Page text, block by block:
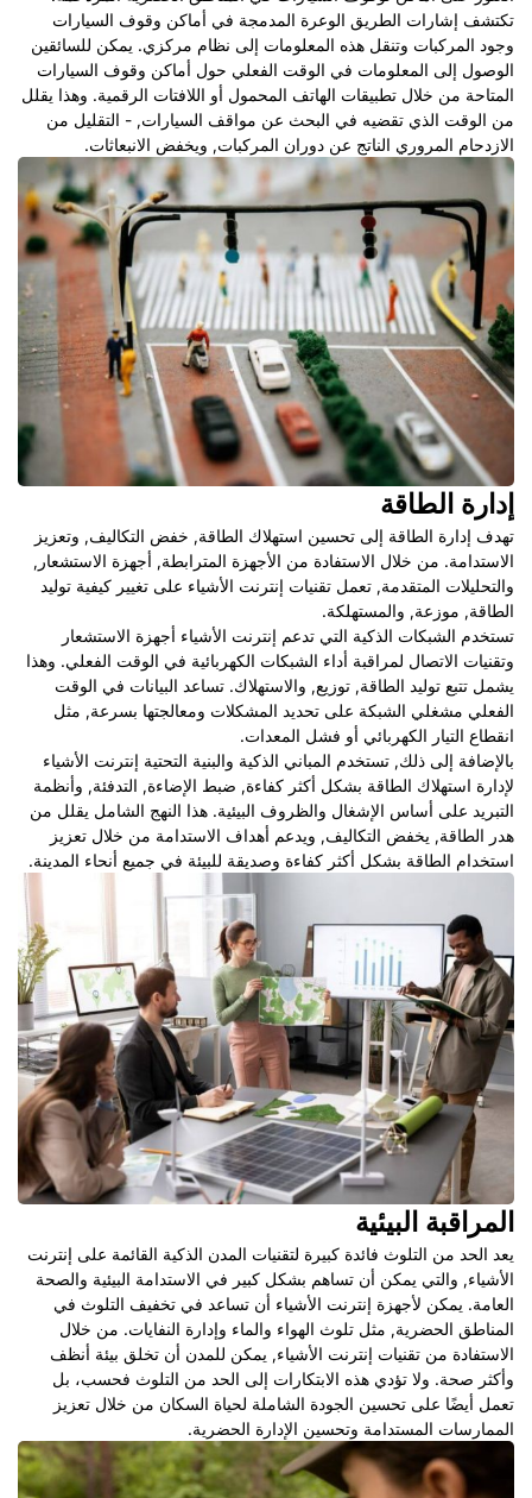
تكتشف إشارات الطريق الوعرة المدمجة في أماكن وقوف السيارات
وجود المركبات وتنقل هذه المعلومات إلى نظام مركزي. يمكن للسائقين
الوصول إلى المعلومات في الوقت الفعلي حول أماكن وقوف السيارات
المتاحة من خلال تطبيقات الهاتف المحمول أو اللافتات الرقمية. وهذا يقلل
من الوقت الذي تقضيه في البحث عن مواقف السيارات, - التقليل من
الازدحام المروري الناتج عن دوران المركبات, ويخفض الانبعاثات.
إدارة الطاقة
تهدف إدارة الطاقة إلى تحسين استهلاك الطاقة, خفض التكاليف, وتعزيز
الاستدامة. من خلال الاستفادة من الأجهزة المترابطة, أجهزة الاستشعار,
والتحليلات المتقدمة, تعمل تقنيات إنترنت الأشياء على تغيير كيفية توليد
الطاقة, موزعة, والمستهلكة.
تستخدم الشبكات الذكية التي تدعم إنترنت الأشياء أجهزة الاستشعار
وتقنيات الاتصال لمراقبة أداء الشبكات الكهربائية في الوقت الفعلي. وهذا
يشمل تتبع توليد الطاقة, توزيع, والاستهلاك. تساعد البيانات في الوقت
الفعلي مشغلي الشبكة على تحديد المشكلات ومعالجتها بسرعة, مثل
انقطاع التيار الكهربائي أو فشل المعدات.
بالإضافة إلى ذلك, تستخدم المباني الذكية والبنية التحتية إنترنت الأشياء
لإدارة استهلاك الطاقة بشكل أكثر كفاءة, ضبط الإضاءة, التدفئة, وأنظمة
التبريد على أساس الإشغال والظروف البيئية. هذا النهج الشامل يقلل من
هدر الطاقة, يخفض التكاليف, ويدعم أهداف الاستدامة من خلال تعزيز
استخدام الطاقة بشكل أكثر كفاءة وصديقة للبيئة في جميع أنحاء المدينة.
المراقبة البيئية
يعد الحد من التلوث فائدة كبيرة لتقنيات المدن الذكية القائمة على إنترنت
الأشياء, والتي يمكن أن تساهم بشكل كبير في الاستدامة البيئية والصحة
العامة. يمكن لأجهزة إنترنت الأشياء أن تساعد في تخفيف التلوث في
المناطق الحضرية, مثل تلوث الهواء والماء وإدارة النفايات. من خلال
الاستفادة من تقنيات إنترنت الأشياء, يمكن للمدن أن تخلق بيئة أنظف
وأكثر صحة. ولا تؤدي هذه الابتكارات إلى الحد من التلوث فحسب، بل
تعمل أيضًا على تحسين الجودة الشاملة لحياة السكان من خلال تعزيز
الممارسات المستدامة وتحسين الإدارة الحضرية.